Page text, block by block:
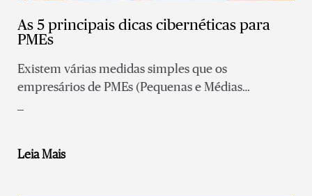
As 5 principais dicas cibernéticas para
PMEs
Existem várias medidas simples que os
empresários de PMEs (Pequenas e Médias
Leia Mais